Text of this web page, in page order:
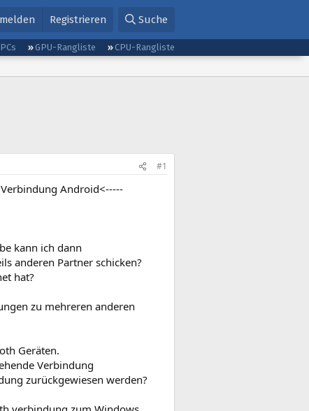
Registrieren Suche
GPU-Rangliste
CPU-Rangliste
#1
Android<-----
kann ich dann
anderen Partner schicken?
hat?
zu mehreren anderen
Geräten.
Verbindung
zurückgewiesen werden?